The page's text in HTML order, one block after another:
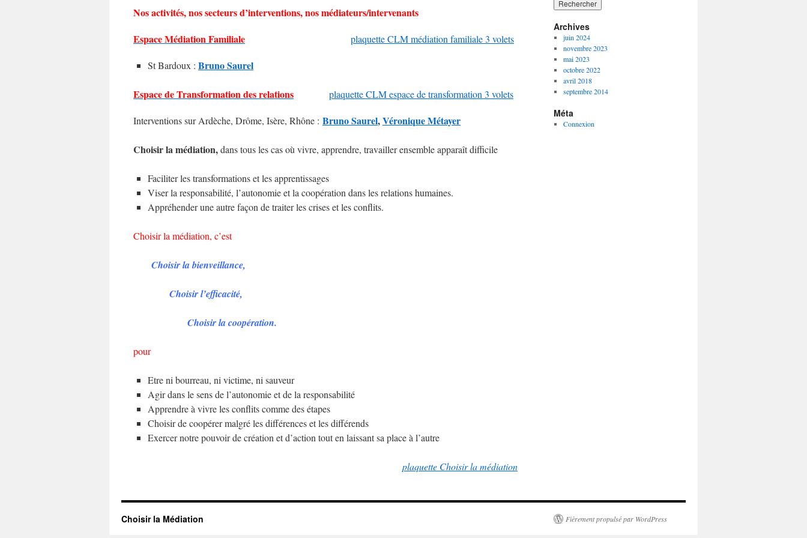
Nos activités, nos secteurs d’interventions, nos médiateurs/intervenants
Espace Médiation Familiale
plaquette CLM médiation familiale 3 volets
St Bardoux : Bruno Saurel
Espace de Transformation des relations plaquette CLM espace de transformation 3 volets
Interventions sur Ardèche, Drôme, Isère, Rhône : Bruno Saurel,Véronique Métayer
Choisir la médiation,dans tous les cas où vivre, apprendre, travailler ensemble apparaît difficile
Faciliter les transformations et les apprentissages
Viser la responsabilité, l’autonomie et la coopération dans les relations humaines.
Appréhender une autre façon de traiter les crises et les conflits.
Choisir la médiation, c’est
Choisir la bienveillance,
Choisir l’efficacité,
Choisir la coopération.
pour
Etre ni bourreau, ni victime, ni sauveur
Agir dans le sens de l’autonomie et de la responsabilité
Apprendre à vivre les conflits comme des étapes
Choisir de coopérer malgré les différences et les différends
Exercer notre pouvoir de création et d’action tout en laissant sa place à l’autre
plaquette Choisir la médiation
Archives
juin 2024
novembre 2023
mai 2023
octobre 2022
avril 2018
septembre 2014
Méta
Connexion
Choisir la Médiation Fièrement propulsé par WordPress